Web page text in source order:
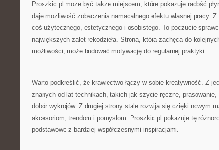
Proszkic.pl może być także miejscem, które pokazuje radość
daje możliwość zobaczenia namacalnego efektu własnej pracy. Z
coś użytecznego, estetycznego i osobistego. To poczucie
największych zalet rękodzieła. Strona, która zachęca do
możliwości, może budować motywację do regularnej praktyki.
Warto podkreślić, że krawiectwo łączy w sobie kreatywność. Z
znanych od lat technikach, takich jak szycie ręczne,
dobór wykrojów. Z drugiej strony stale rozwija się dzięki nowym
akcesoriom, trendom i pomysłom. Proszkic.pl pokazuje tę
podstawowe z bardziej współczesnymi inspiracjami.